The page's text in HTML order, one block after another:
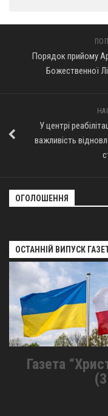
Порядок прийому
Божественної
У центрі
важливість
ОГОЛОШЕННЯ
ОСТАННІЙ ВИПУСК
Газета